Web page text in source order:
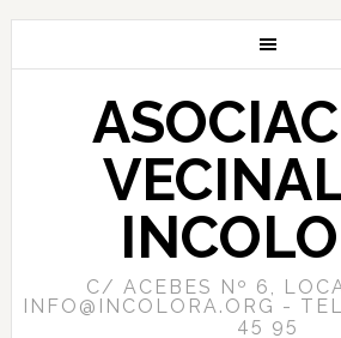
C/ ACEBES Nº 6,
INFO@INCOLORA.ORG -
45 95